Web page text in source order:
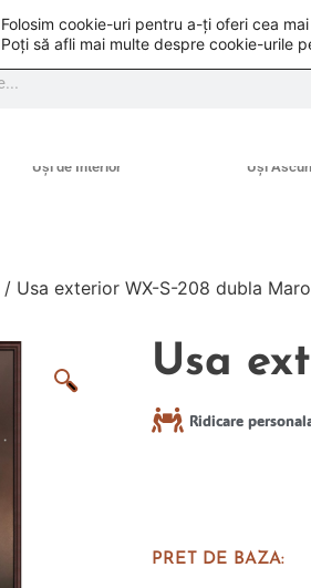
Uși de Interior Uși
/ Usa exterior WX-S-208 dubla
Usa
Ridicare
PRET DE BAZA:
Folosim cookie-uri pentru a-ți oferi cea
Poți să afli mai multe despre cookie-urile